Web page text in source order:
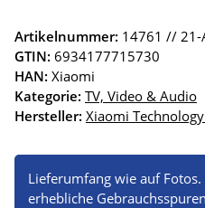
Artikelnummer: 14761 // 21-
GTIN: 6934177715730
HAN: Xiaomi
Kategorie: TV, Video & Audio
Hersteller: Xiaomi
Lieferumfang wie auf
erhebliche